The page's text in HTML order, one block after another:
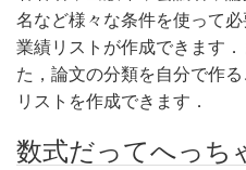
名など様々な条件を使って
業績リストが作成できます．
た，論文の分類を自分で作
リストを作成できます．
数式だってへっち